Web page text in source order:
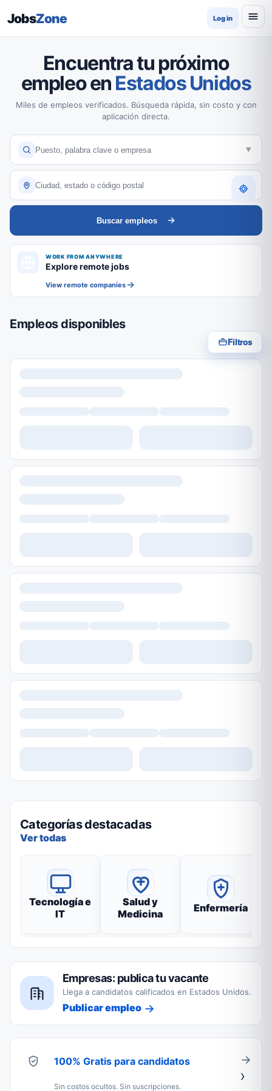
JobsZone Log in
Encuentra tu próximo
empleo en Estados Unidos
Miles de empleos verificados. Búsqueda rápida, sin costo y con
aplicación directa.
Buscar empleos
WORK FROM ANYWHERE
Explore remote jobs
View remote companies
Empleos disponibles
Filtros
Categorías destacadas
Ver todas
Tecnología e
IT
Salud y
Medicina
Enfermería
Empresas: publica tu vacante
Llega a candidatos calificados en Estados Unidos.
Publicar empleo
100% Gratis para candidatos
Sin costos ocultos. Sin suscripciones.